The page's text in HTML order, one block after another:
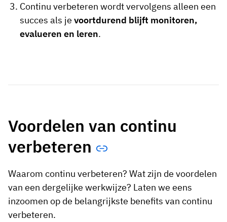
Continu verbeteren wordt vervolgens alleen een
succes als je voortdurend blijft monitoren,
evalueren en leren.
Voordelen van continu
verbeteren
Waarom continu verbeteren? Wat zijn de voordelen
van een dergelijke werkwijze? Laten we eens
inzoomen op de belangrijkste benefits van continu
verbeteren.